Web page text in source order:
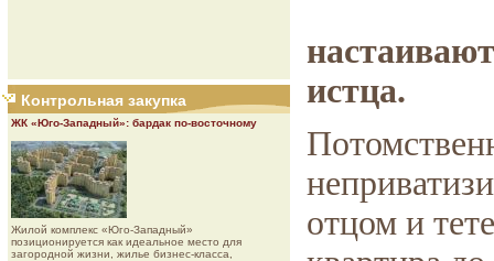
Контрольная закупка
ЖК «Юго-Западный»: бардак по-восточному
Жилой комплекс «Юго-Западный»
позиционируется как идеальное место для
загородной жизни, жилье бизнес-класса,
истца.
отцом и